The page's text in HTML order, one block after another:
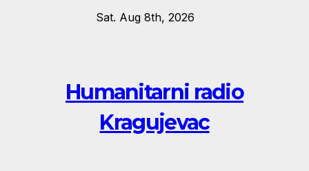
Sat. Aug 8th, 2026
Humanitarni radio
Kragujevac